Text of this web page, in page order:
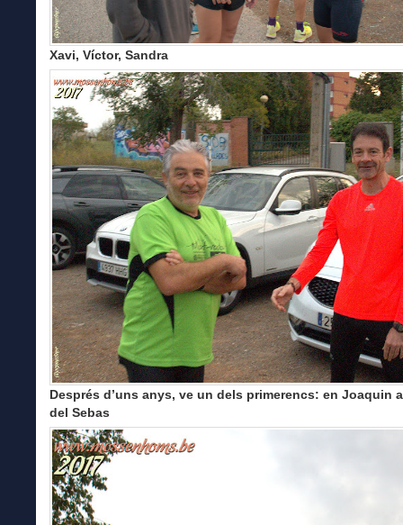
Xavi, Víctor, Sandra
Després d’uns anys, ve un dels primerencs: en Joaquin
del Sebas